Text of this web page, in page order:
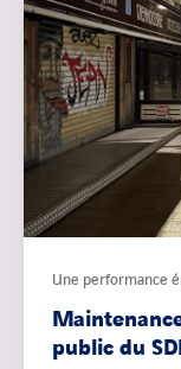
Une performance
public du